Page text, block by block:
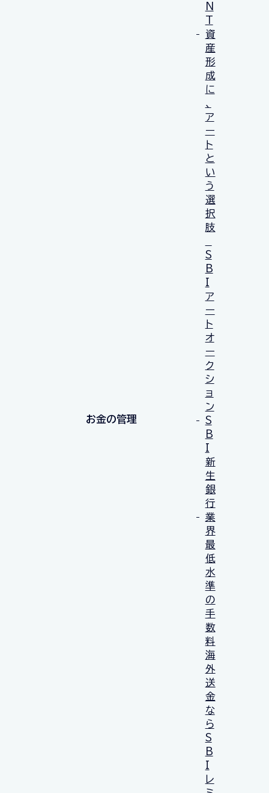
N
T
資
産
形
成
に
、
ア
ー
ト
と
い
う
選
択
肢
S
B
I
ア
ー
ト
オ
ー
ク
シ
ョ
ン
お金の管理
S
B
I
新
生
銀
行
業
界
最
低
水
準
の
手
数
料
海
外
送
金
な
ら
S
B
I
レ